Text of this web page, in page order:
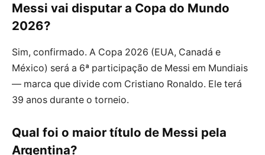
Messi vai disputar a Copa do Mundo
2026?
Sim, confirmado. A Copa 2026 (EUA, Canadá e
México) será a 6ª participação de Messi em Mundiais
— marca que divide com Cristiano Ronaldo. Ele terá
39 anos durante o torneio.
Qual foi o maior título de Messi pela
Argentina?